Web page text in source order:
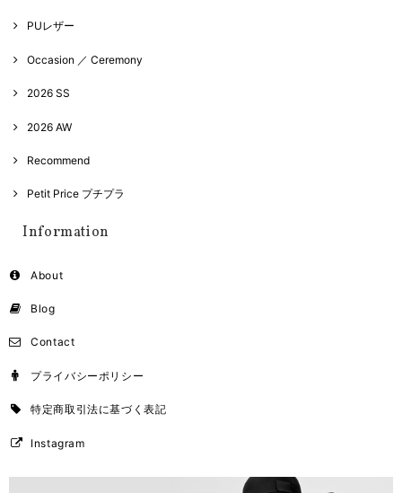
PUレザー
Occasion ／ Ceremony
2026 SS
2026 AW
Recommend
Petit Price プチプラ
Information
About
Blog
Contact
プライバシーポリシー
特定商取引法に基づく表記
Instagram